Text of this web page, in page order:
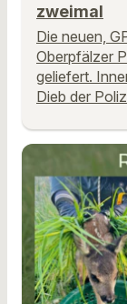
zweimal
Die neuen,
Oberpfälzer
geliefert.
Dieb der